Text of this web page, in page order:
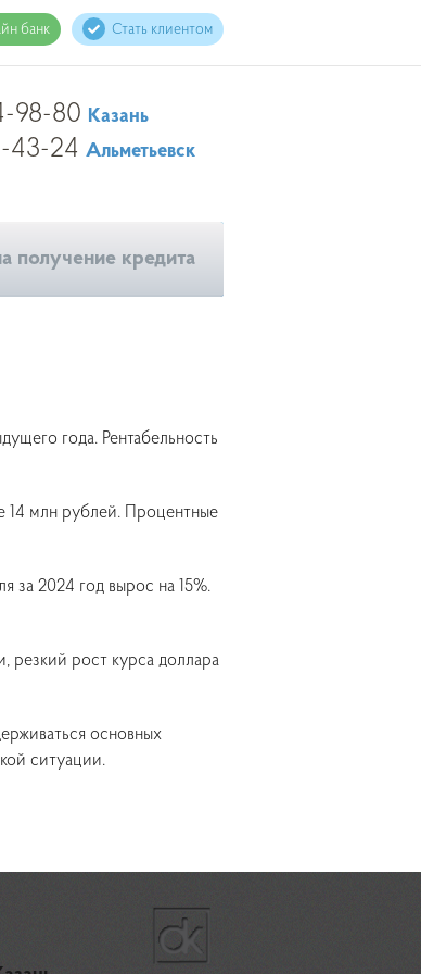
банк Стать клиентом
98-80 Казань
43-24 Альметьевск
получение кредита
года. Рентабельность
14 млн рублей. Процентные
за 2024 год вырос на 15%.
резкий рост курса доллара
основных
ситуации.